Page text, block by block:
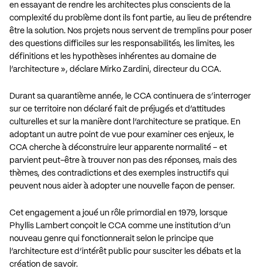
en essayant de rendre les architectes plus conscients de la
complexité du problème dont ils font partie, au lieu de prétendre
être la solution. Nos projets nous servent de tremplins pour poser
des questions difficiles sur les responsabilités, les limites, les
définitions et les hypothèses inhérentes au domaine de
l’architecture », déclare Mirko Zardini, directeur du CCA.
Durant sa quarantième année, le CCA continuera de s’interroger
sur ce territoire non déclaré fait de préjugés et d’attitudes
culturelles et sur la manière dont l’architecture se pratique. En
adoptant un autre point de vue pour examiner ces enjeux, le
CCA cherche à déconstruire leur apparente normalité – et
parvient peut-être à trouver non pas des réponses, mais des
thèmes, des contradictions et des exemples instructifs qui
peuvent nous aider à adopter une nouvelle façon de penser.
Cet engagement a joué un rôle primordial en 1979, lorsque
Phyllis Lambert conçoit le CCA comme une institution d’un
nouveau genre qui fonctionnerait selon le principe que
l’architecture est d’intérêt public pour susciter les débats et la
création de savoir.